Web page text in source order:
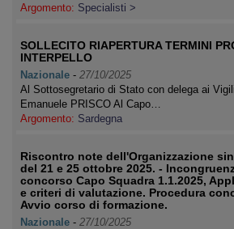
Argomento: Specialisti >
SOLLECITO RIAPERTURA TERMINI
INTERPELLO
Nazionale - 27/10/2025
Al Sottosegretario di Stato con delega ai
Emanuele PRISCO Al Capo…
Argomento: Sardegna
Riscontro note dell'Organizzazione
del 21 e 25 ottobre 2025. -
concorso Capo Squadra 1.1.2025,
e criteri di valutazione. Procedura
Avvio corso di formazione.
Nazionale - 27/10/2025